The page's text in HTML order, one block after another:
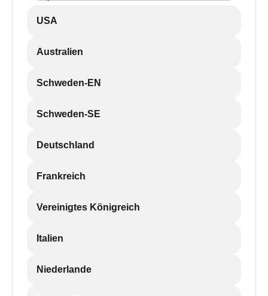
USA
Australien
Schweden-EN
Schweden-SE
Deutschland
Frankreich
Vereinigtes Königreich
Italien
Niederlande